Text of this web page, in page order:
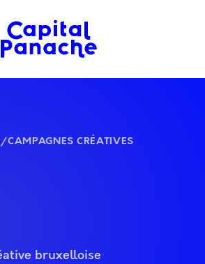
/CAMPAGNES CRÉATIVES
bruxelloise